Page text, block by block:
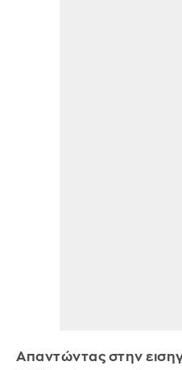
Απαντώντας στην